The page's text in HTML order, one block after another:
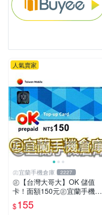
人氣賣家
㊣宜蘭手機倉庫 2227
㊣【台灣大哥大】OK 儲值
卡！面額150元㊣宜蘭手機倉
庫
$155